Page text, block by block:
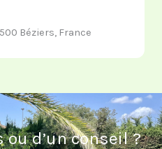
Béziers, France
ou d’un conseil ?